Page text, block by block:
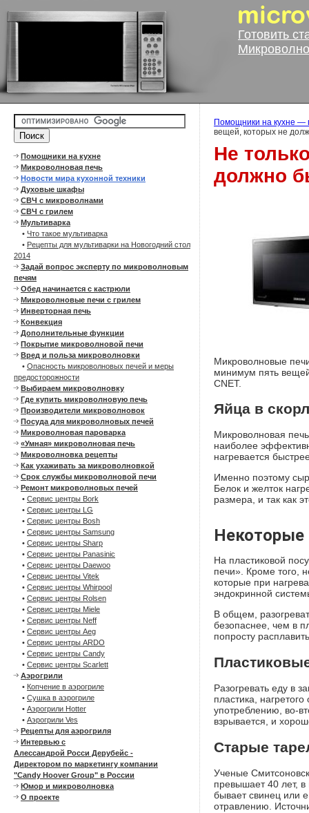
Готовить
Помощники на кухне
Микроволновая печь
Новости мира кухонной техники
Духовые шкафы
СВЧ с микроволнами
СВЧ с грилем
Мультиварка
• Что такое мультиварка
• Рецепты для мультиварки на Новогодний стол
2014
Задай вопрос эксперту по микроволновым
печям
Обед начинается с кастрюли
Микроволновые печи с грилем
Инверторная печь
Конвекция
Дополнительные функции
Покрытие микроволновой печи
Вред и польза микроволновки
• Опасность микроволновых печей и меры
предосторожности
Выбираем микроволновку
Где купить микроволновую печь
Производители микроволновок
Посуда для микроволновых печей
Микроволновая пароварка
«Умная» микроволновая печь
Микроволновка рецепты
Как ухаживать за микроволновкой
Срок службы микроволновой печи
Ремонт микроволновых печей
• Сервис центры Bork
• Сервис центры LG
• Сервис центры Bosh
• Сервис центры Samsung
• Сервис центры Sharp
• Сервис центры Panasinic
• Сервис центры Daewoo
• Сервис центры Vitek
• Сервис центры Whirpool
• Сервис центры Rolsen
• Сервис центры Miele
• Сервис центры Neff
• Сервис центры Aeg
• Сервис центры ARDO
• Сервис центры Candy
• Сервис центры Scarlett
Аэрогрили
• Копчение в аэрогриле
• Сушка в аэрогриле
• Аэрогрили Hotter
• Аэрогрили Ves
Рецепты для аэрогриля
Интервью с
Алессандрой Росси Дерубейс -
Директором по маркетингу компании
"Candy Hoover Group" в России
Юмор и микроволновка
О проекте
Помощники на кухне —
вещей, которых не
Не
должно
Микроволновые
минимум пять
CNET.
Яйца в
Микроволновая
наиболее
нагревается
Именно поэтому
Белок и желток
размера, и так как
Некоторые
На пластиковой
печи». Кроме того,
которые при
эндокринной
В общем,
безопаснее, чем в
попросту
Разогревать еду в
пластика,
употреблению, во-
взрывается, и
Старые
Ученые
превышает 40 лет, в
бывает свинец или
отравлению.